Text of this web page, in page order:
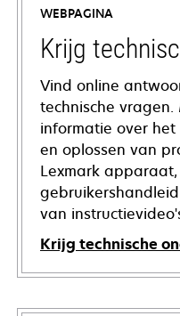
WEBPAGINA
Krijg
Vind online
technische
informatie over
en oplossen van
Lexmark
van
Krijg technische
opens
in